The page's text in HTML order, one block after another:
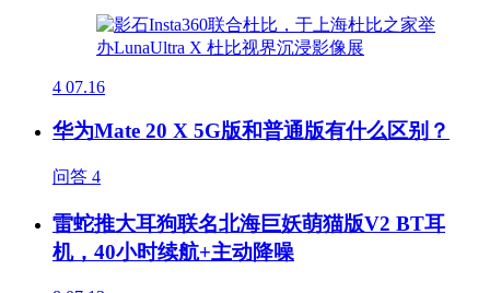
4 07.16
华为Mate 20 X 5G版和普通版有什么区别？
问答 4
雷蛇推大耳狗联名北海巨妖萌猫版V2 BT耳
机，40小时续航+主动降噪